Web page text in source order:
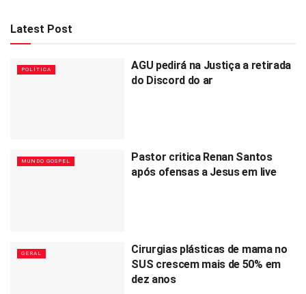
Latest Post
POLÍTICA
AGU pedirá na Justiça a retirada
do Discord do ar
MUNDO GOSPEL
Pastor critica Renan Santos
após ofensas a Jesus em live
GERAL
Cirurgias plásticas de mama no
SUS crescem mais de 50% em
dez anos